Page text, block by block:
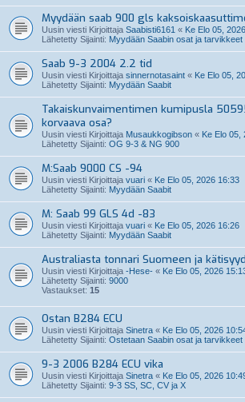
Myydään saab 900 gls
Uusin viesti Kirjoittaja Saabisti6161 « Ke Elo 05,
Lähetetty Sijainti: Myydään Saabin osat ja tarvikkeet
Saab 9-3 2004 2.2 tid
Uusin viesti Kirjoittaja sinnernotasaint « Ke Elo 05,
Lähetetty Sijainti: Myydään Saabit
Takaiskunvaimentimen kumipusla
korvaava osa?
Uusin viesti Kirjoittaja Musaukkogibson « Ke Elo 05,
Lähetetty Sijainti: OG 9-3 & NG 900
M:Saab 9000 CS -94
Uusin viesti Kirjoittaja vuari « Ke Elo 05, 2026 16:33
Lähetetty Sijainti: Myydään Saabit
M: Saab 99 GLS 4d -83
Uusin viesti Kirjoittaja vuari « Ke Elo 05, 2026 16:26
Lähetetty Sijainti: Myydään Saabit
Australiasta tonnari Suomeen ja
Uusin viesti Kirjoittaja -Hese- « Ke Elo 05, 2026
Lähetetty Sijainti: 9000
Vastaukset: 15
Ostan B284 ECU
Uusin viesti Kirjoittaja Sinetra « Ke Elo 05, 2026
Lähetetty Sijainti: Ostetaan Saabin osat ja tarvikkeet
9-3 2006 B284 ECU vika
Uusin viesti Kirjoittaja Sinetra « Ke Elo 05, 2026
Lähetetty Sijainti: 9-3 SS, SC, CV ja X